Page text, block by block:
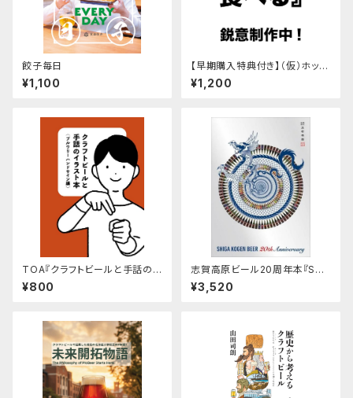
餃子毎日
¥1,100
【早期購入特典付き】（仮）ホップ
を食べる
¥1,200
TOA『クラフトビールと手話の
本〈ブルワリーハンドサイン編〉』
¥800
志賀高原ビール20周年本『SHI
GA KOGEN BEER 20th Anni
versary』
¥3,520